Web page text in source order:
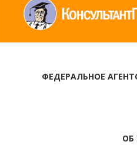
ФЕДЕРАЛЬНОЕ
ОБ